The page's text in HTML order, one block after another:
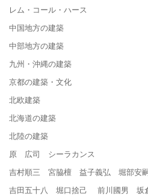
レム・コール・ハース
中国地方の建築
中部地方の建築
九州・沖縄の建築
京都の建築・文化
北欧建築
北海道の建築
北陸の建築
原 広司 シーラカンス
吉村順三 宮脇檀 益子義弘 堀部安
吉田五十八 堀口捨己 前川國男 坂